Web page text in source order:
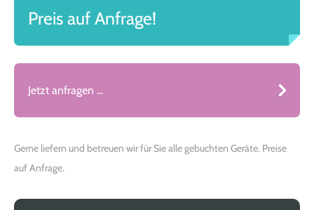
Preis auf Anfrage!
Jetzt anfragen ...
Gerne liefern und betreuen wir für Sie alle gebuchten Geräte. Preise
auf Anfrage.